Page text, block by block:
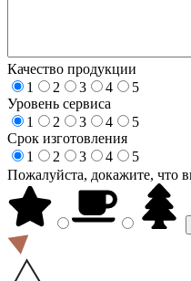
Качество продукции
1
2 3 4
5
Уровень сервиса
1
2 3 4
5
Срок изготовления
1
2 3 4
5
Пожалуйста, докажите, что